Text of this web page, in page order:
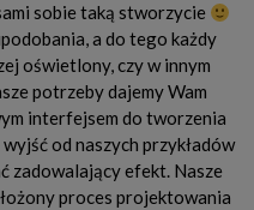
sobie taką stworzycie
a do tego każdy
oświetlony, czy w innym
potrzeby dajemy Wam
interfejsem do tworzenia
od naszych przykładów
zadowalający efekt. Nasze
proces projektowania